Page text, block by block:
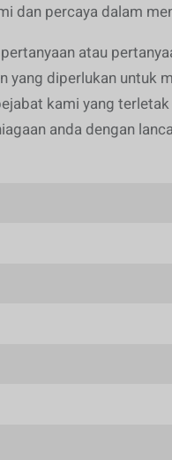
dan percaya dalam
atau
yang diperlukan untuk
kami yang
anda dengan